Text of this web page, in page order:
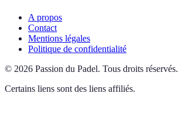
A propos
Contact
Mentions légales
Politique de confidentialité
© 2026 Passion du Padel. Tous droits réservés.
Certains liens sont des liens affiliés.